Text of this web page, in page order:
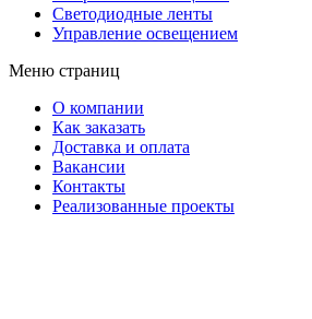
Светодиодные ленты
Управление освещением
Меню страниц
О компании
Как заказать
Доставка и оплата
Вакансии
Контакты
Реализованные проекты